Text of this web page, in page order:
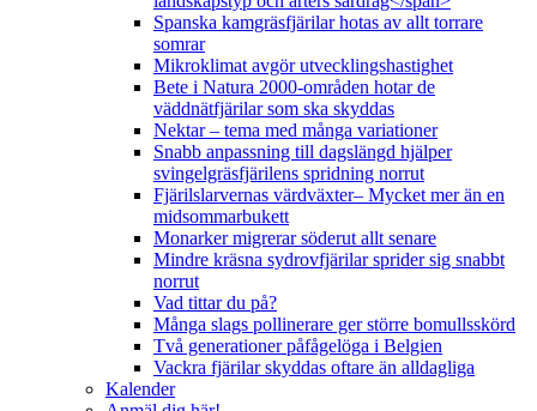
Spanska kamgräsfjärilar hotas av allt torrare
somrar
Mikroklimat avgör utvecklingshastighet
Bete i Natura 2000-områden hotar de
väddnätfjärilar som ska skyddas
Nektar – tema med många variationer
Snabb anpassning till dagslängd hjälper
svingelgräsfjärilens spridning norrut
Fjärilslarvernas värdväxter– Mycket mer än en
midsommarbukett
Monarker migrerar söderut allt senare
Mindre kräsna sydrovfjärilar sprider sig snabbt
norrut
Vad tittar du på?
Många slags pollinerare ger större bomullsskörd
Två generationer påfågelöga i Belgien
Vackra fjärilar skyddas oftare än alldagliga
Kalender